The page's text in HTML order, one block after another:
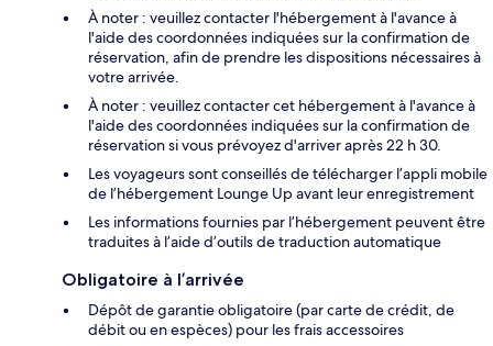
À noter : veuillez contacter l'hébergement à l'avance à
l'aide des coordonnées indiquées sur la confirmation de
réservation, afin de prendre les dispositions nécessaires à
votre arrivée.
À noter : veuillez contacter cet hébergement à l'avance à
l'aide des coordonnées indiquées sur la confirmation de
réservation si vous prévoyez d'arriver après 22 h 30.
Les voyageurs sont conseillés de télécharger l’appli mobile
de l’hébergement Lounge Up avant leur enregistrement
Les informations fournies par l’hébergement peuvent être
traduites à l’aide d’outils de traduction automatique
Obligatoire à l’arrivée
Dépôt de garantie obligatoire (par carte de crédit, de
débit ou en espèces) pour les frais accessoires